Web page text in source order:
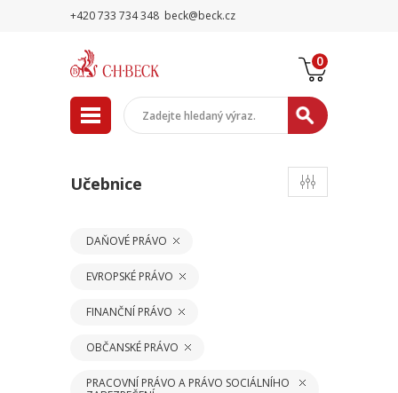
+420 733 734 348 beck@beck.cz
0
Učebnice
DAŇOVÉ PRÁVO
EVROPSKÉ PRÁVO
FINANČNÍ PRÁVO
OBČANSKÉ PRÁVO
PRACOVNÍ PRÁVO A PRÁVO SOCIÁLNÍHO